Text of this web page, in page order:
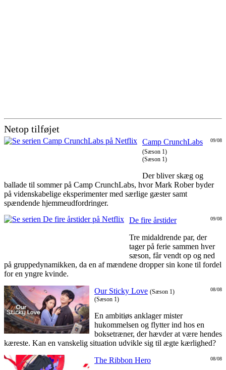
Netop tilføjet
09/08
Camp CrunchLabs
(Sæson 1)
(Sæson 1)
Der bliver skæg og
ballade til sommer på Camp CrunchLabs, hvor Mark Rober byder
på videnskabelige eksperimenter med særlige gæster samt
spændende hjemmeudfordringer.
09/08
De fire årstider
Tre midaldrende par, der
tager på ferie sammen hver
sæson, får vendt op og ned
på gruppedynamikken, da en af mændene dropper sin kone til fordel
for en yngre kvinde.
08/08
Our Sticky Love (Sæson 1)
(Sæson 1)
En ambitiøs anklager mister
hukommelsen og flytter ind hos en
boksetræner, der hævder at være hendes
kæreste. Kan en vanskelig situation udvikle sig til ægte kærlighed?
08/08
The Ribbon Hero